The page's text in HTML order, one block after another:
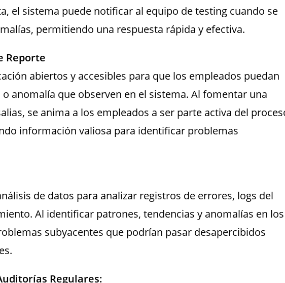
el sistema puede notificar al equipo de testing cuando se
permitiendo una respuesta rápida y efectiva.
Reporte
abiertos y accesibles para que los empleados puedan
anomalía que observen en el sistema. Al fomentar una
se anima a los empleados a ser parte activa del
información valiosa para identificar problemas
de datos para analizar registros de errores, logs del
Al identificar patrones, tendencias y anomalías en los
subyacentes que podrían pasar desapercibidos
Regulares: